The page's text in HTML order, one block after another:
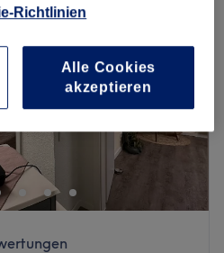
Richtlinien
Alle Cookies
akzeptieren